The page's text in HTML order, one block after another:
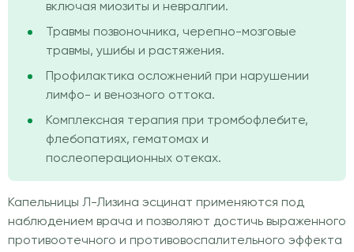
включая миозиты и невралгии.
Травмы позвоночника, черепно-мозговые
травмы, ушибы и растяжения.
Профилактика осложнений при нарушении
лимфо- и венозного оттока.
Комплексная терапия при тромбофлебите,
флебопатиях, гематомах и
послеоперационных отеках.
Капельницы Л-Лизина эсцинат применяются под
наблюдением врача и позволяют достичь выраженного
противоотечного и противовоспалительного эффекта